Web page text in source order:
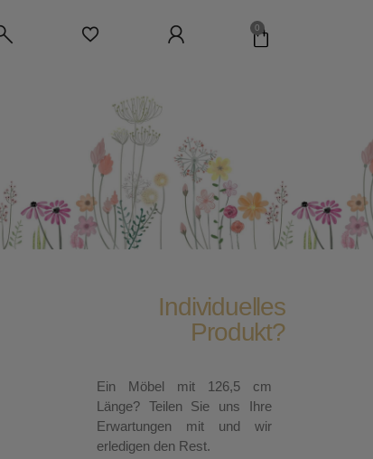
0
Individuelles
Produkt?
Ein Möbel mit 126,5 cm
Länge? Teilen Sie uns Ihre
Erwartungen mit und wir
erledigen den Rest.